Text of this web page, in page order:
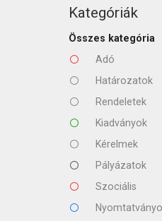
Kategóriák
Összes kategória
Adó
Határozatok
Rendeletek
Kiadványok
Kérelmek
Pályázatok
Szociális